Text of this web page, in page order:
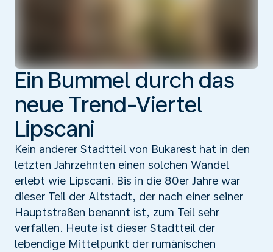
Ein Bummel durch das
neue Trend-Viertel
Lipscani
Kein anderer Stadtteil von Bukarest hat in den
letzten Jahrzehnten einen solchen Wandel
erlebt wie Lipscani. Bis in die 80er Jahre war
dieser Teil der Altstadt, der nach einer seiner
Hauptstraßen benannt ist, zum Teil sehr
verfallen. Heute ist dieser Stadtteil der
lebendige Mittelpunkt der rumänischen